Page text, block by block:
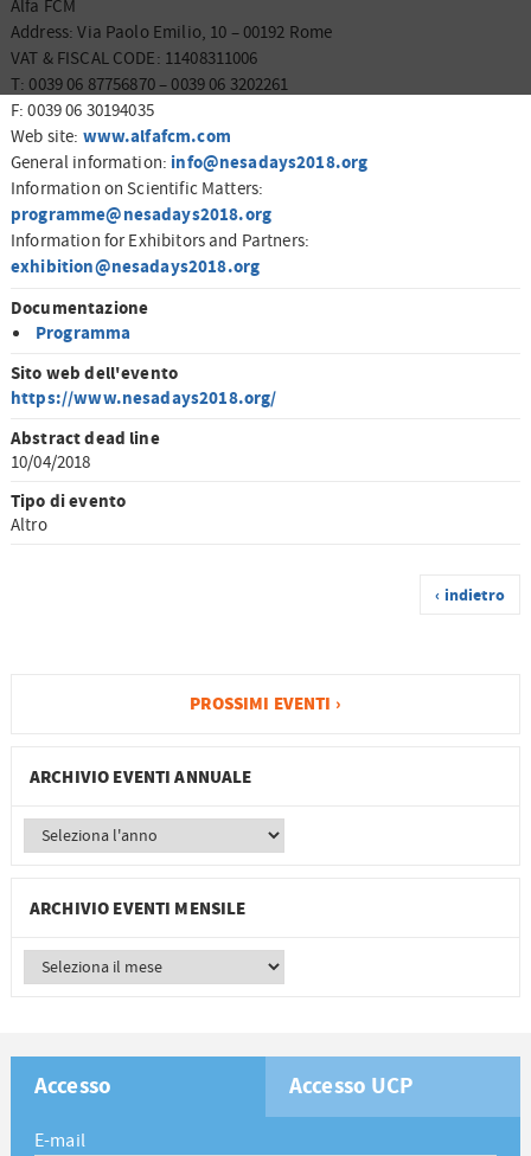
Alfa FCM
Address: Via Paolo Emilio, 10 – 00192 Rome
VAT & FISCAL CODE: 11408311006
T: 0039 06 87756870 – 0039 06 3202261
F: 0039 06 30194035
Web site: www.alfafcm.com
General information: info@nesadays2018.org
Information on Scientific Matters:
programme@nesadays2018.org
Information for Exhibitors and Partners:
exhibition@nesadays2018.org
Documentazione
Programma
Sito web dell'evento
https://www.nesadays2018.org/
Abstract dead line
10/04/2018
Tipo di evento
Altro
‹ indietro
PROSSIMI EVENTI ›
ARCHIVIO EVENTI ANNUALE
ARCHIVIO EVENTI MENSILE
Accesso Accesso UCP
E-mail